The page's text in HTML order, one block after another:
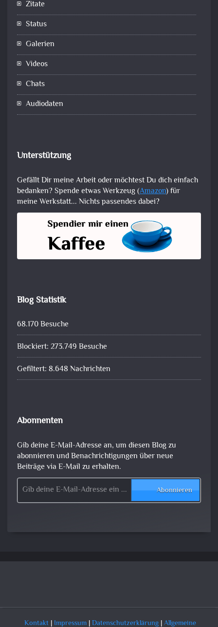
Zitate
Status
Galerien
Videos
Chats
Audiodaten
Unterstützung
Gefällt Dir meine Arbeit oder möchtest Du dich einfach
bedanken? Spende etwas Werkzeug (Amazon) für
meine Werkstatt... Nichts passendes dabei?
Blog Statistik
68.170 Besuche
Blockiert: 273.749 Besuche
Gefiltert: 8.648 Nachrichten
Abonnenten
Gib deine E-Mail-Adresse an, um diesen Blog zu
abonnieren und Benachrichtigungen über neue
Beiträge via E-Mail zu erhalten.
Gib deine E-Mail-Adresse ein ...
Abonnieren
Kontakt| Impressum|Datenschutzerklärung|Allgemeine